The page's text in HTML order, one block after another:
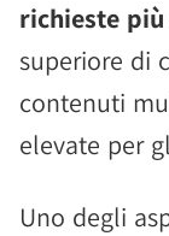
richieste
superiore di
contenuti
elevate per
Uno degli